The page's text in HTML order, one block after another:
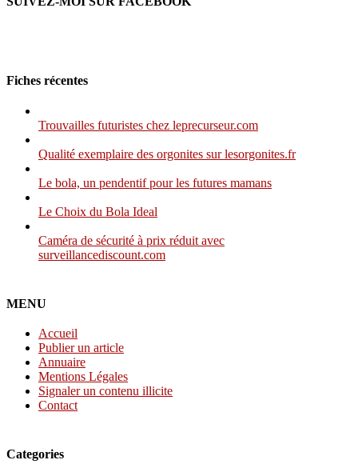
Fiches récentes
Trouvailles futuristes chez leprecurseur.com
Qualité exemplaire des orgonites sur lesorgonites.fr
Le bola, un pendentif pour les futures mamans
Le Choix du Bola Ideal
Caméra de sécurité à prix réduit avec
surveillancediscount.com
MENU
Accueil
Publier un article
Annuaire
Mentions Légales
Signaler un contenu illicite
Contact
Categories